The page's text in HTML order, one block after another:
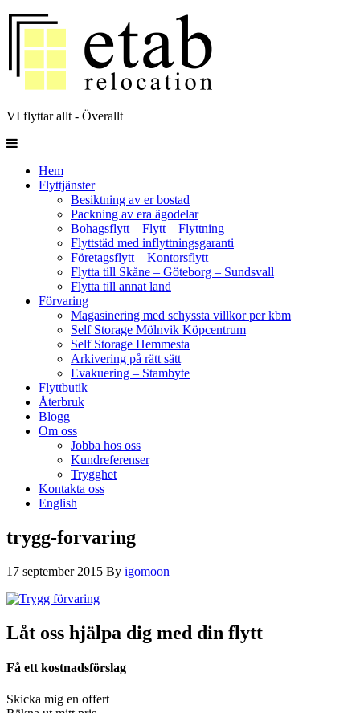
VI flyttar allt - Överallt
Hem
Flyttjänster
Besiktning av er bostad
Packning av era ägodelar
Bohagsflytt – Flytt – Flyttning
Flyttstäd med inflyttningsgaranti
Företagsflytt – Kontorsflytt
Flytta till Skåne – Göteborg – Sundsvall
Flytta till annat land
Förvaring
Magasinering med schyssta villkor per kbm
Self Storage Mölnvik Köpcentrum
Self Storage Hemmesta
Arkivering på rätt sätt
Evakuering – Stambyte
Flyttbutik
Återbruk
Blogg
Om oss
Jobba hos oss
Kundreferenser
Trygghet
Kontakta oss
English
trygg-forvaring
17 september 2015 By igomoon
Låt oss hjälpa dig med din flytt
Få ett kostnadsförslag
Skicka mig en offert